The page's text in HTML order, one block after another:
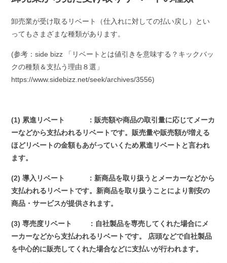
卸売業が受け取るリベート（仕入れに対しての払い戻し）とい
ってもさまざまな種類があります。
(参考：side bizz 「リベートとは値引きを意味する？キックバッ
クの種類＆支払う理由８選」
https://www.sidebizz.net/seek/archives/3556)
(1) 累進リベート ：販売額や商品の取引量に応じてメーカ
ーなどから支払われるリベートです。販売量や販売額が増える
ほどリベートの金額もあがっていくため累進リベートと言われ
ます。
(2) 導入リベート ：新商品を取り扱うとメーカーなどから
支払われるリベートです。新商品を取り扱うことにより割安の
商品・サービスが提供されます。
(3) 専売度リベート ：自社製品を専売してくれた場合にメ
ーカーなどから支払われるリベートです。 店頭などで自社製品
を中心的に販売してくれた場合などに支払いが行われます。